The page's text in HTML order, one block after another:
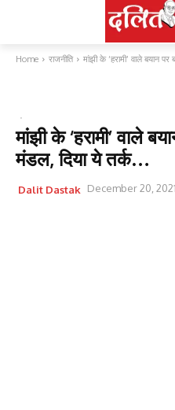
Home राजनीति मांझी के ‘हरामी’ वाले बयान
मांझी के ‘हरामी’ वाले
मंडल, दिया ये तर्क…
Dalit Dastak December 20, 2021